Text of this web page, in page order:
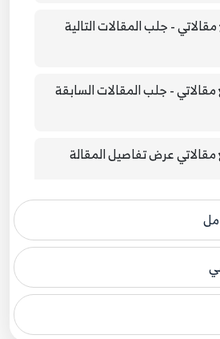
موقع مقالاتي عرض الناشرون لزائري
دورة ولهذا نضع المصدر الأصلي لكم